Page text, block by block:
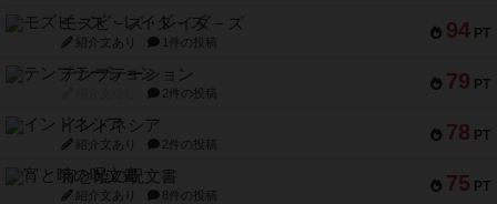
94 PT
モズビ－ズ・レイダ－ズ
紹介文あり 1件の投稿
79 PT
テンプテーション
2件の投稿
78 PT
インドネシア
紹介文あり 2件の投稿
75 PT
宵と暁の呪文書
紹介文あり 8件の投稿